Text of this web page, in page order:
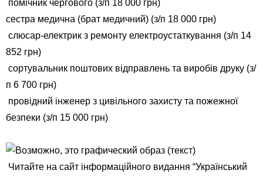
помічник чергового (з/п 18 000 грн)
сестра медична (брат медичний) (з/п 18 000 грн)
слюсар-електрик з ремонту електроустаткування (з/п 14
852 грн)
сортувальник поштових відправлень та виробів друку (з/
п 6 700 грн)
провідний інженер з цивільного захисту та пожежної
безпеки (з/п 15 000 грн)
Читайте на сайт інформаційного видання “Український